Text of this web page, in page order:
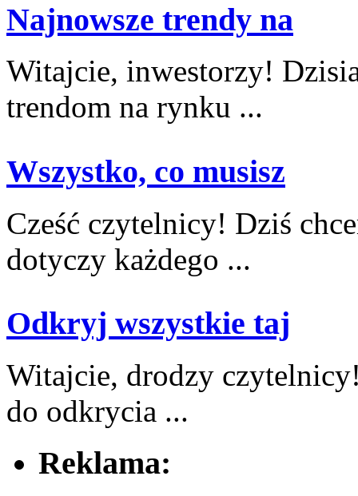
Najnowsze trendy na
Witajcie, inwestorzy!
trendom ‌na rynku ...
Wszystko, co musisz
Cześć czytelnicy! Dziś
dotyczy każdego ...
Odkryj wszystkie taj
Witajcie,​ drodzy
do ⁤odkrycia ...
Reklama: